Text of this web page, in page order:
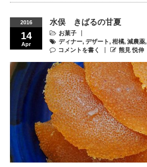
2016
14
Apr
水俣 きばるの甘夏
お菓子
ディナー, デザート, 柑橘, 減農薬,
コメントを書く
熊見 悦伸